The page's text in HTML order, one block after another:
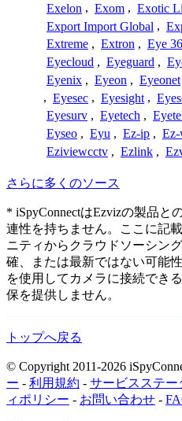
Exelon , Exom , Exotic
Export Import Global ,
Extreme , Extron , Eye
Eyecloud , Eyeguard ,
Eyenix , Eyeon , Eyeonet
, Eyesec , Eyesight ,
Eyesurv , Eyetech ,
Eyseo , Eyu , Ez-ip , Ez-
Eziviewcctv , Ezlink ,
さらに多くのソース
* iSpyConnectはEzvizの製品と
連性を持ちません。ここに記
ニティからクラウドソーシン
確、または最新ではない可能
を使用してカメラに接続でき
保を提供しません。
トップへ戻る
© Copyright 2011-2026
ー - 利用規約 - サービスステー
ィポリシー - お問い合わせ -